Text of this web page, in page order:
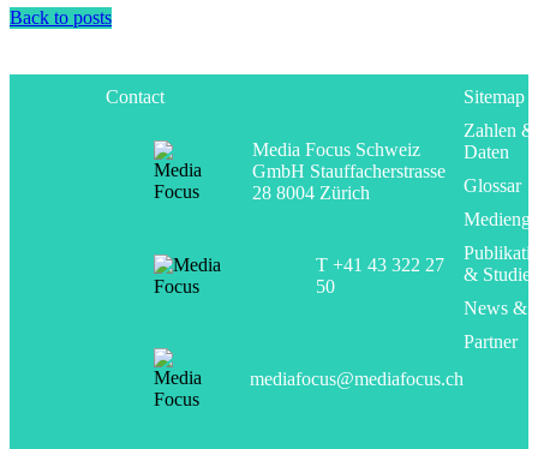
Back to posts
Contact
Media Focus Schweiz
GmbH Stauffacherstrasse
28 8004 Zürich
T +41 43 322 27
50
mediafocus@mediafocus.ch
Sitemap
Zahlen &
Daten
Glossar
&
News &
Partner